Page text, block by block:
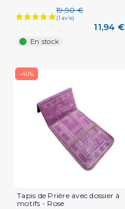
19,90 €
11,94 €
En stock
-40%
Tapis de Prière avec dossier à
motifs - Rose